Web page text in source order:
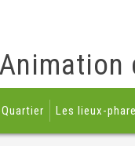
Les lieux-